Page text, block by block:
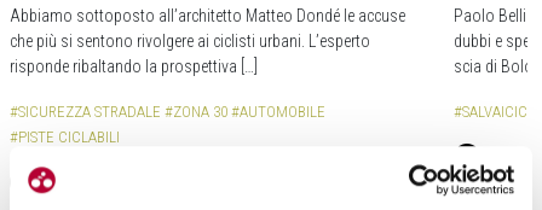
Abbiamo sottoposto all’architetto Matteo Dondé le accuse
che più si sentono rivolgere ai ciclisti urbani. L’esperto
risponde ribaltando la prospettiva […]
#SICUREZZA STRADALE #ZONA 30 #AUTOMOBILE
#PISTE CICLABILI
Paolo
dubbi e
scia di